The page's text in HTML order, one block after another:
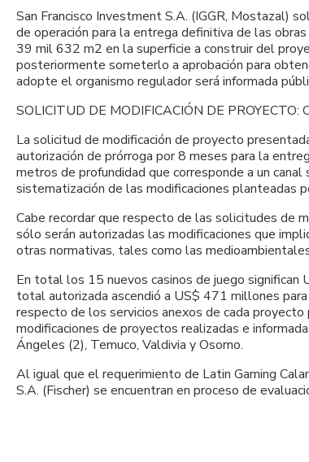
San Francisco Investment S.A. (IGGR, Mostazal)
de operación para la entrega definitiva de las
39 mil 632 m2 en la superficie a construir del
posteriormente someterlo a aprobación para
adopte el organismo regulador será informada
SOLICITUD DE MODIFICACIÓN DE PROYECTO:
La solicitud de modificación de proyecto
autorización de prórroga por 8 meses para la
metros de profundidad que corresponde a un
sistematización de las modificaciones planteadas
Cabe recordar que respecto de las solicitudes de
sólo serán autorizadas las modificaciones que
otras normativas, tales como las
En total los 15 nuevos casinos de juego significan
total autorizada ascendió a US$ 471 millones
respecto de los servicios anexos de cada
modificaciones de proyectos realizadas e
Ángeles (2), Temuco, Valdivia y Osorno.
Al igual que el requerimiento de Latin Gaming
S.A. (Fischer) se encuentran en proceso de